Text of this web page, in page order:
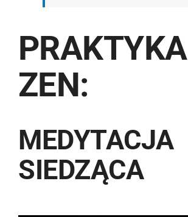
PRAKTYKA
ZEN:
MEDYTACJA
SIEDZĄCA